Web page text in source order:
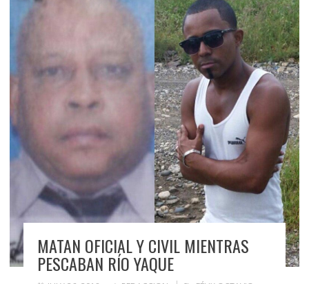
MATAN OFICIAL Y CIVIL MIENTRAS
PESCABAN RÍO YAQUE